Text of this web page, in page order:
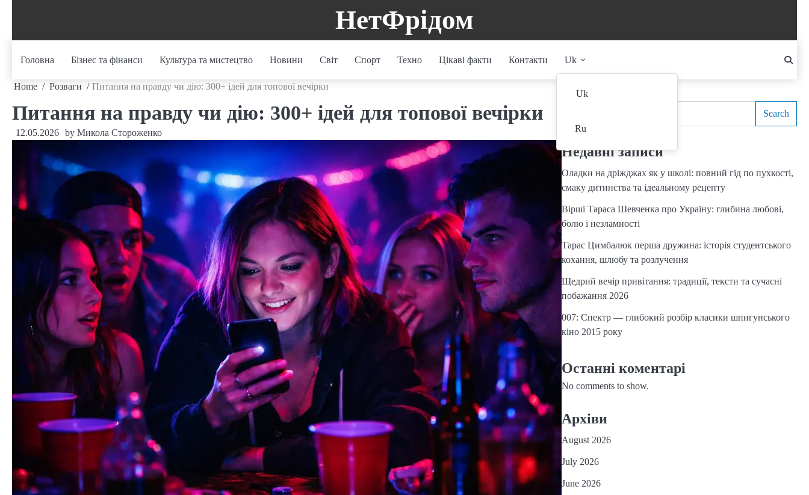
НетФрідом
Головна Бізнес та фінанси Культура та мистецтво Новини Світ Спорт Техно Цікаві факти Контакти Uk
Uk
Ru
Home Розваги Питання на правду чи дію: 300+ ідей для топової вечірки
Питання на правду чи дію: 300+ ідей для топової вечірки
12.05.2026 by Микола Стороженко
Search
Недавні записи
Оладки на дріжджах як у школі: повний гід по пухкості,
смаку дитинства та ідеальному рецепту
Вірші Тараса Шевченка про Україну: глибина любові,
болю і незламності
Тарас Цимбалюк перша дружина: історія студентського
кохання, шлюбу та розлучення
Щедрий вечір привітання: традиції, тексти та сучасні
побажання 2026
007: Спектр — глибокий розбір класики шпигунського
кіно 2015 року
Останні коментарі
No comments to show.
Архіви
August 2026
July 2026
June 2026